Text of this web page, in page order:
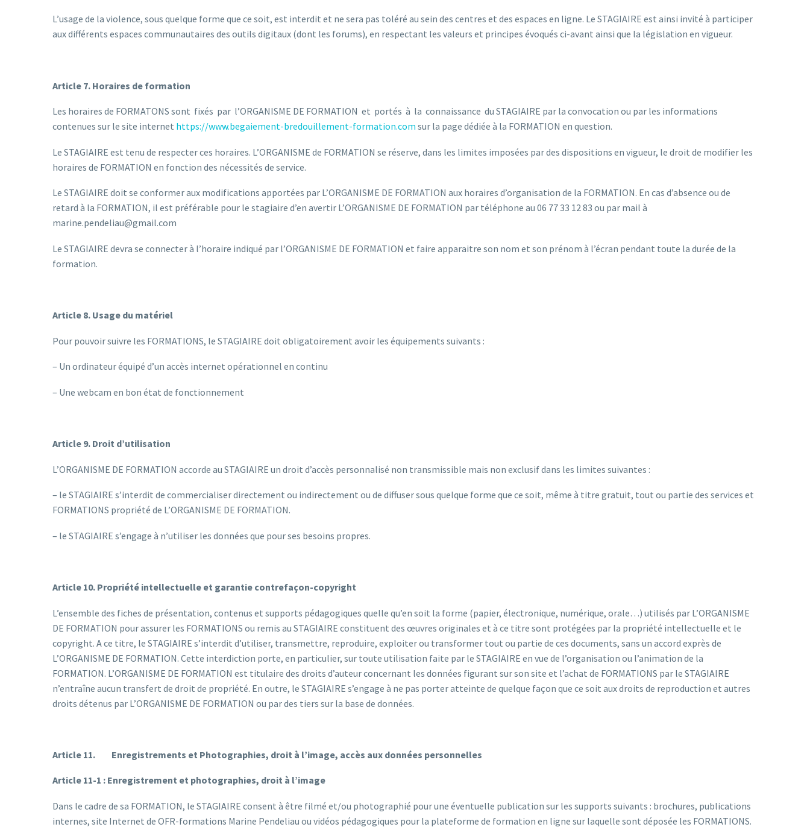
L’usage de la violence, sous quelque forme que ce soit, est interdit et ne sera pas toléré au sein des centres et des espaces en ligne. Le STAGIAIRE est ainsi invité à participer
aux différents espaces communautaires des outils digitaux (dont les forums), en respectant les valeurs et principes évoqués ci-avant ainsi que la législation en vigueur.
Article 7. Horaires de formation
Les horaires de FORMATONS sont fixés par l’ORGANISME DE FORMATION et portés à la connaissance du STAGIAIRE par la convocation ou par les informations
contenues sur le site internet https://www.begaiement-bredouillement-formation.com sur la page dédiée à la FORMATION en question.
Le STAGIAIRE est tenu de respecter ces horaires. L’ORGANISME de FORMATION se réserve, dans les limites imposées par des dispositions en vigueur, le droit de modifier les
horaires de FORMATION en fonction des nécessités de service.
Le STAGIAIRE doit se conformer aux modifications apportées par L’ORGANISME DE FORMATION aux horaires d’organisation de la FORMATION. En cas d’absence ou de
retard à la FORMATION, il est préférable pour le stagiaire d’en avertir L’ORGANISME DE FORMATION par téléphone au 06 77 33 12 83 ou par mail à
marine.pendeliau@gmail.com
Le STAGIAIRE devra se connecter à l’horaire indiqué par l’ORGANISME DE FORMATION et faire apparaitre son nom et son prénom à l’écran pendant toute la durée de la
formation.
Article 8. Usage du matériel
Pour pouvoir suivre les FORMATIONS, le STAGIAIRE doit obligatoirement avoir les équipements suivants :
– Un ordinateur équipé d’un accès internet opérationnel en continu
– Une webcam en bon état de fonctionnement
Article 9. Droit d’utilisation
L’ORGANISME DE FORMATION accorde au STAGIAIRE un droit d’accès personnalisé non transmissible mais non exclusif dans les limites suivantes :
– le STAGIAIRE s’interdit de commercialiser directement ou indirectement ou de diffuser sous quelque forme que ce soit, même à titre gratuit, tout ou partie des services et
FORMATIONS propriété de L’ORGANISME DE FORMATION.
– le STAGIAIRE s’engage à n’utiliser les données que pour ses besoins propres.
Article 10. Propriété intellectuelle et garantie contrefaçon-copyright
L’ensemble des fiches de présentation, contenus et supports pédagogiques quelle qu’en soit la forme (papier, électronique, numérique, orale…) utilisés par L’ORGANISME
DE FORMATION pour assurer les FORMATIONS ou remis au STAGIAIRE constituent des œuvres originales et à ce titre sont protégées par la propriété intellectuelle et le
copyright. A ce titre, le STAGIAIRE s’interdit d’utiliser, transmettre, reproduire, exploiter ou transformer tout ou partie de ces documents, sans un accord exprès de
L’ORGANISME DE FORMATION. Cette interdiction porte, en particulier, sur toute utilisation faite par le STAGIAIRE en vue de l’organisation ou l’animation de la
FORMATION. L’ORGANISME DE FORMATION est titulaire des droits d’auteur concernant les données figurant sur son site et l’achat de FORMATIONS par le STAGIAIRE
n’entraîne aucun transfert de droit de propriété. En outre, le STAGIAIRE s’engage à ne pas porter atteinte de quelque façon que ce soit aux droits de reproduction et autres
droits détenus par L’ORGANISME DE FORMATION ou par des tiers sur la base de données.
Article 11. Enregistrements et Photographies, droit à l’image, accès aux données personnelles
Article 11-1 : Enregistrement et photographies, droit à l’image
Dans le cadre de sa FORMATION, le STAGIAIRE consent à être filmé et/ou photographié pour une éventuelle publication sur les supports suivants : brochures, publications
internes, site Internet de OFR-formations Marine Pendeliau ou vidéos pédagogiques pour la plateforme de formation en ligne sur laquelle sont déposée les FORMATIONS.